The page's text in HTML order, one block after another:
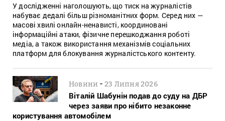
У дослідженні наголошують, що тиск на журналістів
набуває дедалі більш різноманітних форм. Серед них —
масові хвилі онлайн-ненависті, координовані
інформаційні атаки, фізичне перешкоджання роботі
медіа, а також використання механізмів соціальних
платформ для блокування журналістського контенту.
Новини -23 Липня 2026
Віталій Шабунін подав до суду на ДБР
через заяви про нібито незаконне
користування автомобілем